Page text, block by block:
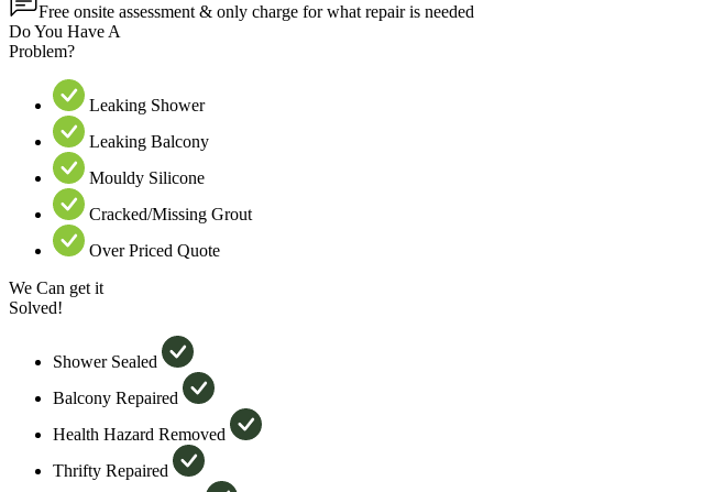
Free onsite assessment & only charge for what repair is needed
Do You Have A
Problem?
Leaking Shower
Leaking Balcony
Mouldy Silicone
Cracked/Missing Grout
Over Priced Quote
We Can get it
Solved!
Shower Sealed
Balcony Repaired
Health Hazard Removed
Thrifty Repaired